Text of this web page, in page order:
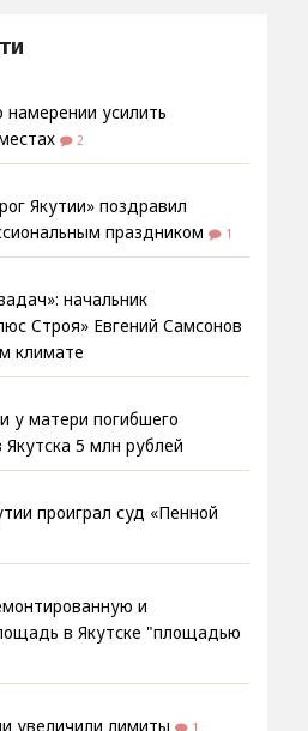
намерении усилить
2
Якутии» поздравил
праздником
1
начальник
Строя» Евгений Самсонов
климате
у матери погибшего
5 млн рублей
проиграл суд «Пенной
и
в Якутске "площадью